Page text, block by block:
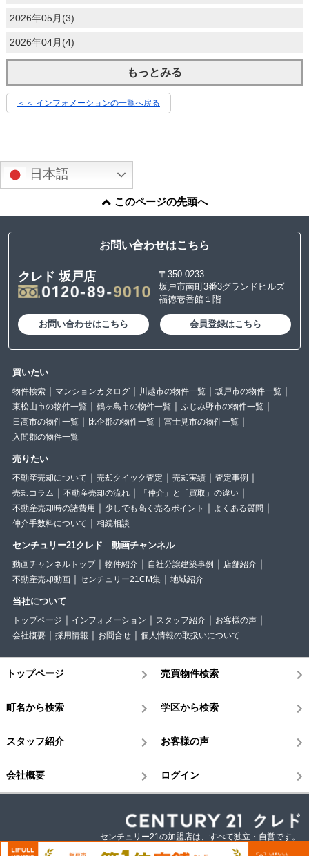
2026年05月(3)
2026年04月(4)
もっとみる
＜＜ インフォメーションの一覧へ戻る
日本語
このページの先頭へ
お問い合わせはこちら
クレド 坂戸店
〒350-0233
坂戸市南町3番3グランドヒルズ
福徳壱番館１階
お問い合わせはこちら 会員登録はこちら
買いたい
物件検索 マンションカタログ 川越市の物件一覧
坂戸市の物件一覧
東松山市の物件一覧
鶴ヶ島市の物件一覧
ふじみ野市の物件一覧
日高市の物件一覧
比企郡の物件一覧
富士見市の物件一覧
入間郡の物件一覧
売りたい
不動産売却について 売却クイック査定 売却実績
査定事例
売却コラム
不動産売却の流れ
「仲介」と「買取」の違い
不動産売却時の諸費用
少しでも高く売るポイント
よくある質問
仲介手数料について
相続相談
センチュリー21クレド 動画チャンネル
動画チャンネルトップ 物件紹介 自社分譲建築事例
店舗紹介
不動産売却動画
センチュリー21CM集 地域紹介
当社について
トップページ インフォメーション スタッフ紹介
お客様の声
会社概要
採用情報 お問合せ 個人情報の取扱いについて
トップページ 売買物件検索
町名から検索 学区から検索
スタッフ紹介 お客様の声
会社概要 ログイン
センチュリー21の加盟店は、すべて独立・自営です。